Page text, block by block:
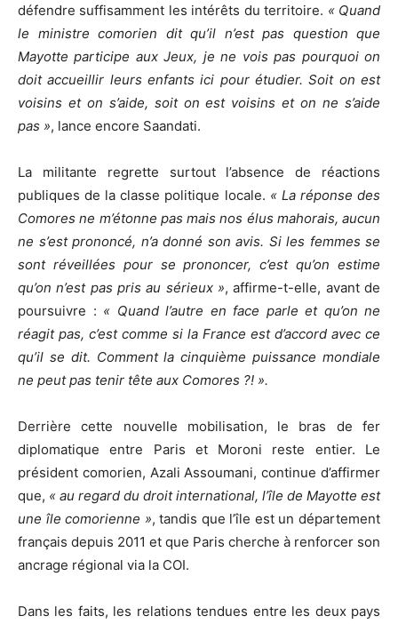
défendre suffisamment les intérêts du territoire. « Quand
le ministre comorien dit qu’il n’est pas question que
Mayotte participe aux Jeux, je ne vois pas pourquoi on
doit accueillir leurs enfants ici pour étudier. Soit on est
voisins et on s’aide, soit on est voisins et on ne s’aide
pas », lance encore Saandati.
La militante regrette surtout l’absence de réactions
publiques de la classe politique locale. « La réponse des
Comores ne m’étonne pas mais nos élus mahorais, aucun
ne s’est prononcé, n’a donné son avis. Si les femmes se
sont réveillées pour se prononcer, c’est qu’on estime
qu’on n’est pas pris au sérieux », affirme-t-elle, avant de
poursuivre : « Quand l’autre en face parle et qu’on ne
réagit pas, c’est comme si la France est d’accord avec ce
qu’il se dit. Comment la cinquième puissance mondiale
ne peut pas tenir tête aux Comores ?! ».
Derrière cette nouvelle mobilisation, le bras de fer
diplomatique entre Paris et Moroni reste entier. Le
président comorien, Azali Assoumani, continue d’affirmer
que, « au regard du droit international, l’île de Mayotte est
une île comorienne », tandis que l’île est un département
français depuis 2011 et que Paris cherche à renforcer son
ancrage régional via la COI.
Dans les faits, les relations tendues entre les deux pays